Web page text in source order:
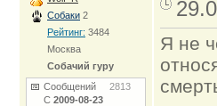
Собаки 2
Рейтинг: 3484
Москва
Собачий гуру
Сообщений 2813
С 2009-08-23
Я не